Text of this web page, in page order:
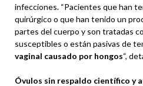
infecciones. “Pacientes que han
quirúrgico o que han tenido un
partes del cuerpo y son tratadas
susceptibles o están pasivas de
vaginal causado por hongos“,
Óvulos sin respaldo científico y